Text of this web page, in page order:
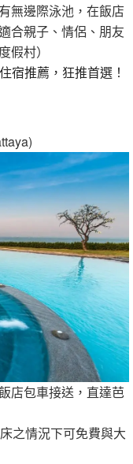
無邊際泳池，在飯店
合親子、情侶、朋友
村）
宿推薦，狂推首選！
店包車接送，直達芭
之情況下可免費與大